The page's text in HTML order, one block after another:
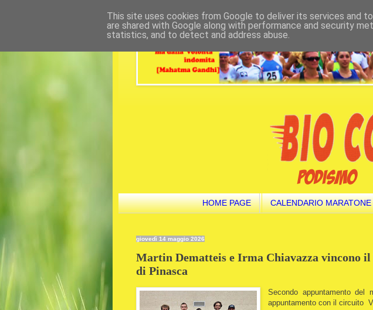
HOME PAGE CALENDARIO
giovedì 14 maggio 2026
Martin Dematteis e Irma Chiavazza vincono
di Pinasca
Secondo appuntamento
appuntamento con il circuito
This site uses cookies from Google to deliver its services and
are shared with Google along with performance and security
statistics, and to detect and address abuse.